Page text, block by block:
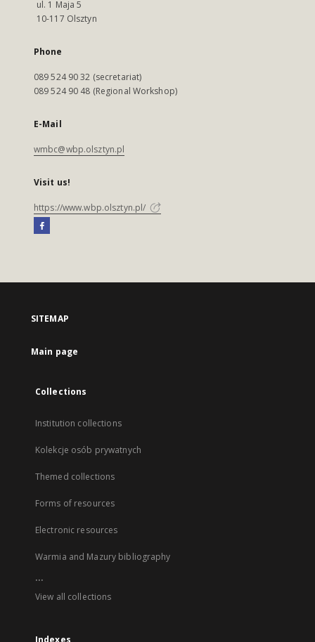
ul. 1 Maja 5
10-117 Olsztyn
Phone
089 524 90 32 (secretariat)
089 524 90 48 (Regional Workshop)
E-Mail
wmbc@wbp.olsztyn.pl
Visit us!
https://www.wbp.olsztyn.pl/
SITEMAP
Main page
Collections
Institution collections
Kolekcje osób prywatnych
Themed collections
Forms of resources
Electronic resources
Warmia and Mazury bibliography
...
View all collections
Indexes